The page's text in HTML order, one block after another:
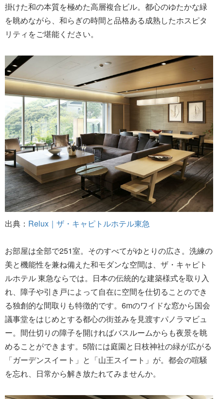
掛けた和の本質を極めた高層複合ビル。都心のゆたかな緑
を眺めながら、和らぎの時間と品格ある成熟したホスピタ
リティをご堪能ください。
出典： Relux｜ザ・キャピトルホテル東急
お部屋は全部で251室。そのすべてがゆとりの広さ。洗練の
美と機能性を兼ね備えた和モダンな空間は、ザ・キャピト
ルホテル 東急ならでは。日本の伝統的な建築様式を取り入
れ、障子や引き戸によって自在に空間を仕切ることのでき
る独創的な間取りも特徴的です。6mのワイドな窓から国会
議事堂をはじめとする都心の街並みを見渡すパノラマビュ
ー。間仕切りの障子を開ければバスルームからも夜景を眺
めることができます。5階には庭園と日枝神社の緑が広がる
「ガーデンスイート」と「山王スイート」が。都会の喧騒
を忘れ、日常から解き放たれてみませんか。